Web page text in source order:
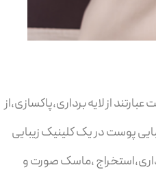
از لایه برداری،پاکسازی،از
پوست در یک کلینیک زیبایی
،ماسک صورت و